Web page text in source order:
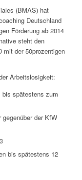
(BMAS) hat
Deutschland
Förderung ab 2014
steht den
mit der 50prozentigen
Arbeitslosigkeit:
bis spätestens zum
gegenüber der KfW
bis spätestens 12